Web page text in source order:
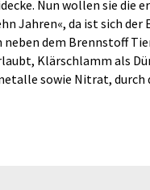
Nun wollen sie die
Jahren«, da ist sich der
neben dem Brennstoff
Klärschlamm als
sowie Nitrat, durch